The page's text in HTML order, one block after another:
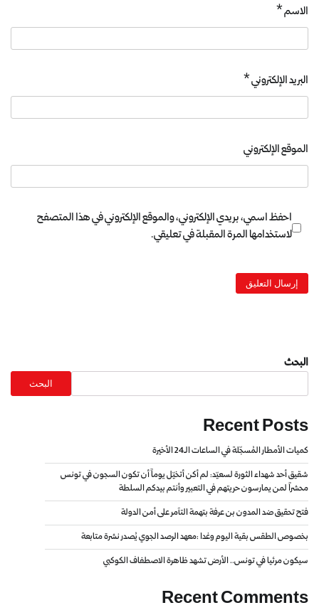
الاسم*
البريد الإلكتروني*
الموقع الإلكتروني
احفظ اسمي، بريدي الإلكتروني، والموقع الإلكتروني في هذا المتصفح
لاستخدامها المرة المقبلة في تعليقي.
البحث
البحث
Recent Posts
كميات الأمطار المُسجّلة في الساعات الـ24 الأخيرة
شقيق أحد شهداء الثورة لسعيّد: لم أكن أتخيّل يوماً أن تكون السجون في تونس
محشراً لمن يمارسون حريتهم في التعبير وأنتم بيدكم السلطة
فتح تحقيق ضد المدون بن عرفة بتهمة التآمر على أمن الدولة
بخصوص الطقس بقية اليوم وغدا :معهد الرصد الجوي يُصدر نشرة متابعة
سيكون مرئيا في تونس.. الأرض تشهد ظاهرة الاصطفاف الكوكبي
Recent Comments